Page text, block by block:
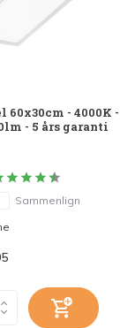
60x30cm - 4000K -
- 5 års garanti
Sammenlign